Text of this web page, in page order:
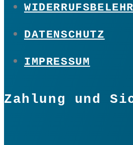
DATENSCHUTZ
IMPRESSUM
Zahlung und